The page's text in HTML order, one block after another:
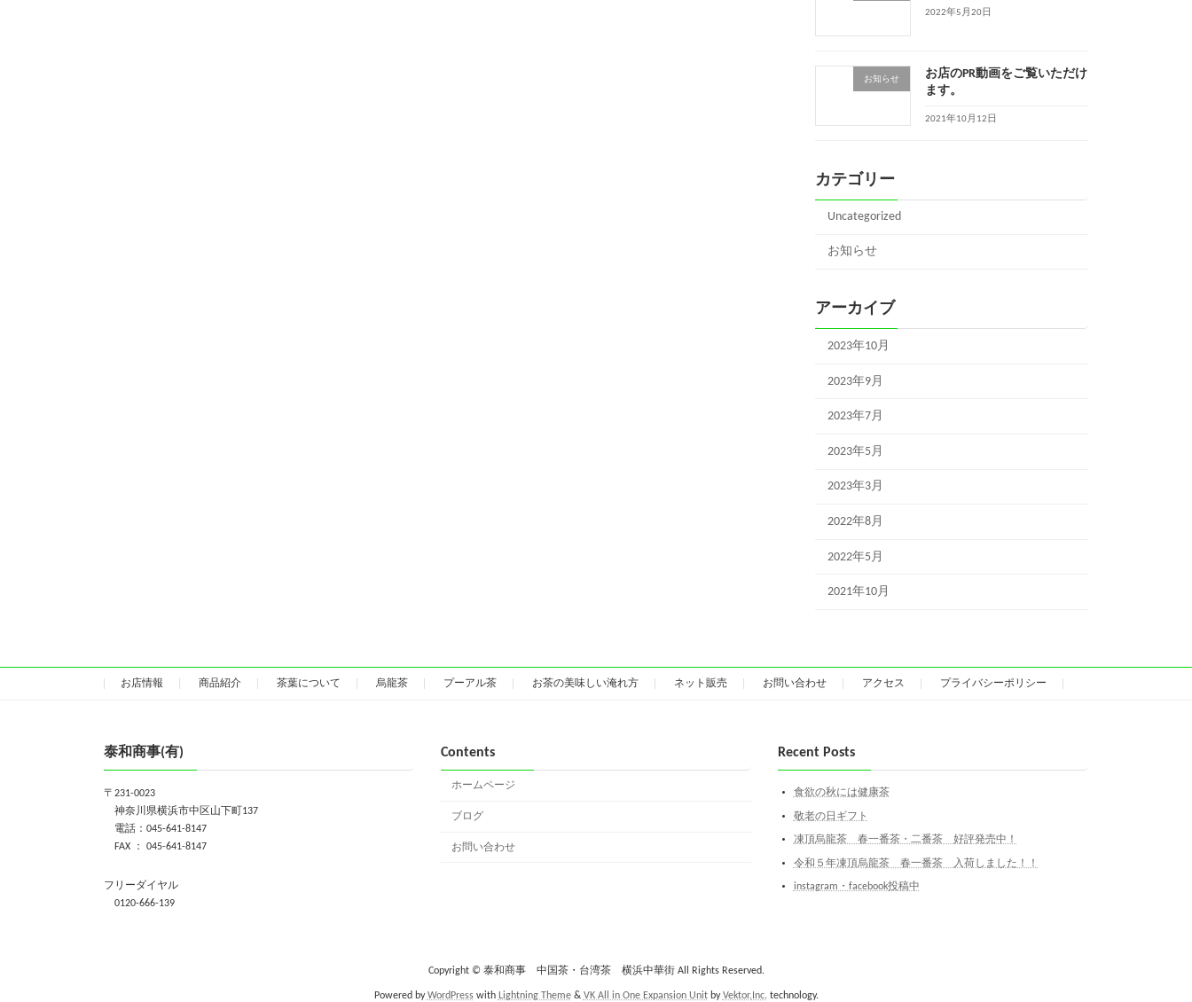
2022年5月20日
お知らせ
お店のPR動画をご覧いただけ
ます。
2021年10月12日
カテゴリー
Uncategorized
お知らせ
アーカイブ
2023年10月
2023年9月
2023年7月
2023年5月
2023年3月
2022年8月
2022年5月
2021年10月
お店情報 商品紹介 茶葉について 烏龍茶 プーアル茶 お茶の美味しい淹れ方 ネット販売 お問い合わせ アクセス プライバシーポリシー
泰和商事(有)
〒231-0023
神奈川県横浜市中区山下町137
電話：045-641-8147
FAX ： 045-641-8147
フリーダイヤル
0120-666-139
Contents
ホームページ
ブログ
お問い合わせ
Recent Posts
食欲の秋には健康茶
敬老の日ギフト
凍頂烏龍茶 春一番茶・二番茶 好評発売中！
令和５年凍頂烏龍茶 春一番茶 入荷しました！！
instagram・facebook投稿中
Copyright © 泰和商事 中国茶・台湾茶 横浜中華街 All Rights Reserved.
Powered byWordPresswith Lightning Theme& VK All in One Expansion UnitbyVektor,Inc. technology.